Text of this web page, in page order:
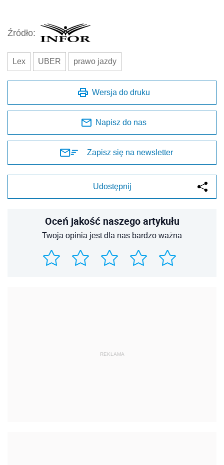
Źródło:
Lex UBER prawo jazdy
Wersja do druku
Napisz do nas
Zapisz się na newsletter
Udostępnij
Oceń jakość naszego artykułu
Twoja opinia jest dla nas bardzo ważna
REKLAMA